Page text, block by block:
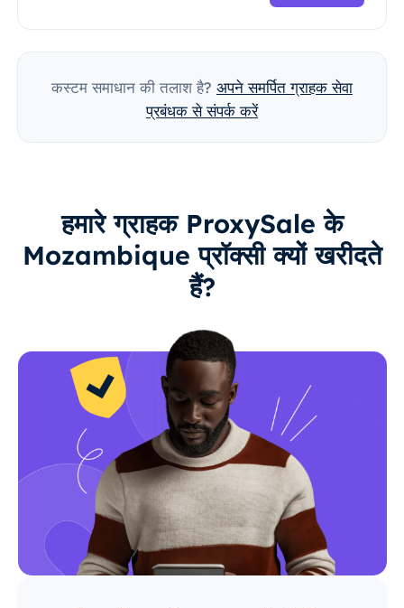
कस्टम समाधान की तलाश है? अपने समर्पित ग्राहक सेवा
प्रबंधक से संपर्क करें
हमारे ग्राहक ProxySale के
Mozambique प्रॉक्सी क्यों खरीदते
हैं?